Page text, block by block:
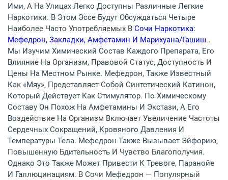
Ими, А На Улицах Легко Доступны Различные Легкие
Наркотики. В Этом Эссе Будут Обсуждаться Четыре
Наиболее Часто Употребляемых В Сочи Наркотика:
Мефедрон, Закладки, Амфетамин И Марихуана/гашиш .
Мы Изучим Химический Состав Каждого Препарата, Его
Влияние На Организм, Правовой Статус, Доступность И
Цены На Местном Рынке. Мефедрон, Также Известный
Как «мяу», Представляет Собой Синтетический Катинон,
Который Действует Как Стимулятор. По Химическому
Составу Он Похож На Амфетамины И Экстази, А Его
Воздействие На Организм Включает Увеличение Частоты
Сердечных Сокращений, Кровяного Давления И
Температуры Тела. Мефедрон Также Вызывает Эйфорию,
Повышенную Бдительность И Чувство Благополучия.
Однако Это Также Может Привести К Тревоге, Паранойе
И Галлюцинациям. В Сочи Мефедрон — Популярный